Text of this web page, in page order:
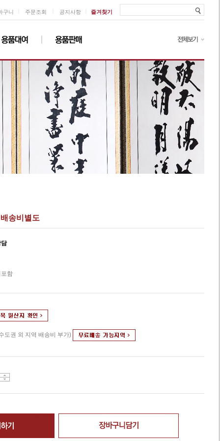
즐겨찾기
구니 주문조회 공지사항
송비별도
함
도권 외 지역 배송비 부가)